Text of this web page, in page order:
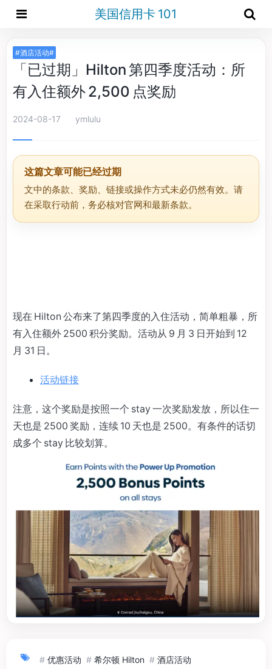
美国信用卡 101
#酒店活动#
「已过期」Hilton 第四季度活动：所
有入住额外 2,500 点奖励
2024-08-17 ymlulu
这篇文章可能已经过期
文中的条款、奖励、链接或操作方式未必仍然有效。请
在采取行动前，务必核对官网和最新条款。
现在 Hilton 公布来了第四季度的入住活动，简单粗暴，所
有入住额外 2500 积分奖励。活动从 9 月 3 日开始到 12
月 31 日。
活动链接
注意，这个奖励是按照一个 stay 一次奖励发放，所以住一
天也是 2500 奖励，连续 10 天也是 2500。有条件的话切
成多个 stay 比较划算。
# 优惠活动 # 希尔顿 Hilton # 酒店活动